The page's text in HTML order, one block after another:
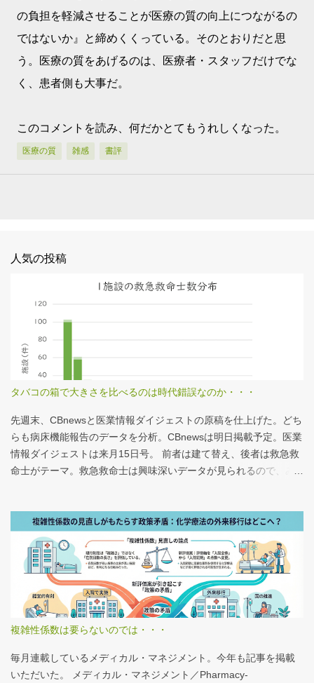
の負担を軽減させることが医療の質の向上につながるの
ではないか』と締めくくっている。そのとおりだと思
う。医療の質をあげるのは、医療者・スタッフだけでな
く、患者側も大事だ。
このコメントを読み、何だかとてもうれしくなった。
医療の質 雑感 書評
人気の投稿
タバコの箱で大きさを比べるのは時代錯誤なのか・・・
先週末、CBnewsと医業情報ダイジェストの原稿を仕上げた。どち
らも病床機能報告のデータを分析。CBnewsは明日掲載予定。医業
情報ダイジェストは来月15日号。 前者は建て替え、後者は救急救
命士がテーマ。救急救命士は興味深いデータが見られるので、み
は、医業情報ダイジェストの記事をお読みください！なのだが、
分析結果の一例は下のグラフ。 病床機能報告（2023年度報告）を
基に作成 ※救急救命士の人数は常勤・非常勤（常勤換算）の合
計。人数が0人の施設は集計に含まない この施設は何人いるんだろ
う？、あの施設は何人だろう？と見てみるだけでも十分興味深い
が、上のグラフのような情報が頭に入っていると、比較整理しや
する。立派な建物がある。武蔵国府の国司館（こくしのたち）を
復元したものだ。写真だけでは、大きさが分かりづらいはずだ。
今月訪れた武蔵国府跡 実際には10分の1サイズの模型なので、そ
複雑性係数は要らないのでは・・・
毎月連載しているメディカル・マネジメント。今年も記事を掲載
いただいた。 メディカル・マネジメント／Pharmacy-